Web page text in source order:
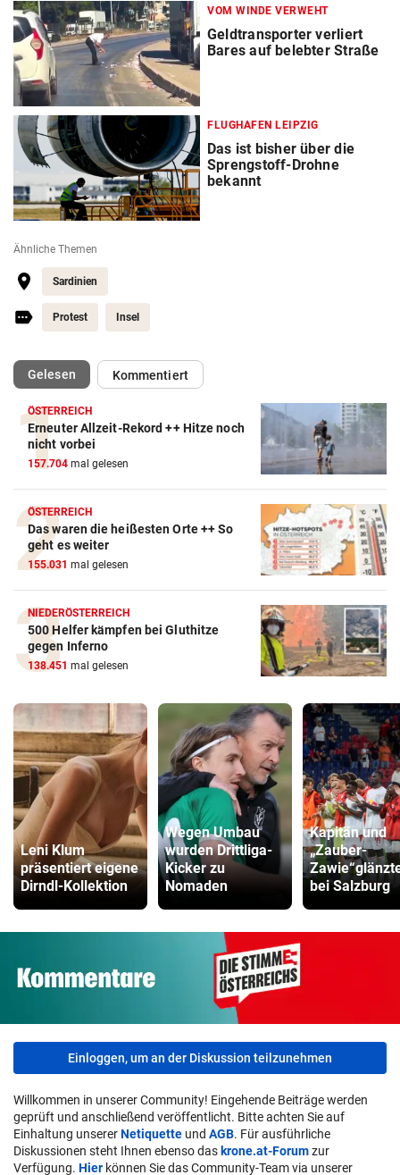
VOM WINDE VERWEHT
Geldtransporter verliert
Bares auf belebter Straße
FLUGHAFEN LEIPZIG
Das ist bisher über die
Sprengstoff-Drohne
bekannt
Ähnliche Themen
Sardinien
Protest Insel
Gelesen(ausgewählt)Kommentiert
ÖSTERREICH
Erneuter Allzeit-Rekord ++ Hitze noch
nicht vorbei
157.704 mal gelesen
ÖSTERREICH
Das waren die heißesten Orte ++ So
geht es weiter
155.031 mal gelesen
NIEDERÖSTERREICH
500 Helfer kämpfen bei Gluthitze
gegen Inferno
138.451 mal gelesen
Leni Klum
präsentiert eigene
Dirndl-Kollektion
Wegen Umbau
wurden Drittliga-
Kicker zu
Nomaden
Kapitän und
„Zauber-
bei Salzburg
Einloggen, um an der Diskussion teilzunehmen
Willkommen in unserer Community! Eingehende Beiträge werden
geprüft und anschließend veröffentlicht. Bitte achten Sie auf
Einhaltung unsererNetiquette und AGB. Für ausführliche
Diskussionen steht Ihnen ebenso das krone.at-Forumzur
Verfügung. Hier können Sie das Community-Team via unserer